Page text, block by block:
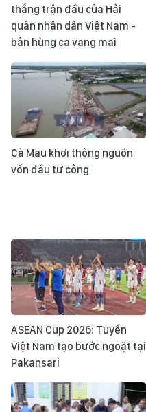
thắng trận đầu của Hải
quân nhân dân Việt Nam -
bản hùng ca vang mãi
Cà Mau khơi thông nguồn
vốn đầu tư công
ASEAN Cup 2026: Tuyển
Việt Nam tạo bước ngoặt tại
Pakansari